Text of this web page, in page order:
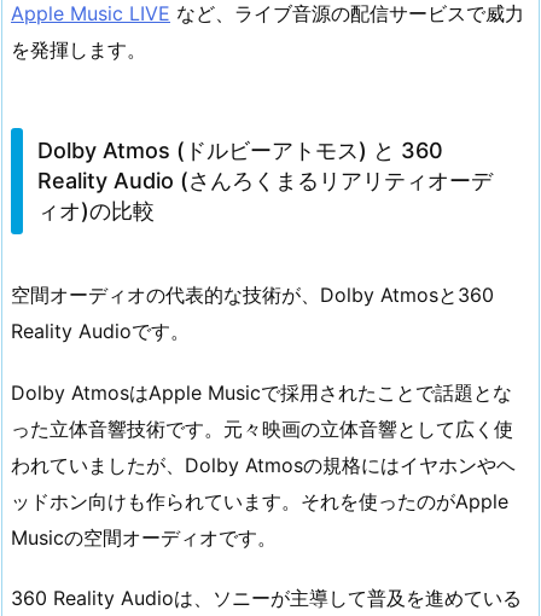
Apple Music LIVE など、ライブ音源の配信サービスで威力
を発揮します。
Dolby Atmos (ドルビーアトモス) と 360
Reality Audio (さんろくまるリアリティオーデ
ィオ)の比較
空間オーディオの代表的な技術が、Dolby Atmosと360
Reality Audioです。
Dolby AtmosはApple Musicで採用されたことで話題とな
った立体音響技術です。元々映画の立体音響として広く使
われていましたが、Dolby Atmosの規格にはイヤホンやヘ
ッドホン向けも作られています。それを使ったのがApple
Musicの空間オーディオです。
360 Reality Audioは、ソニーが主導して普及を進めている